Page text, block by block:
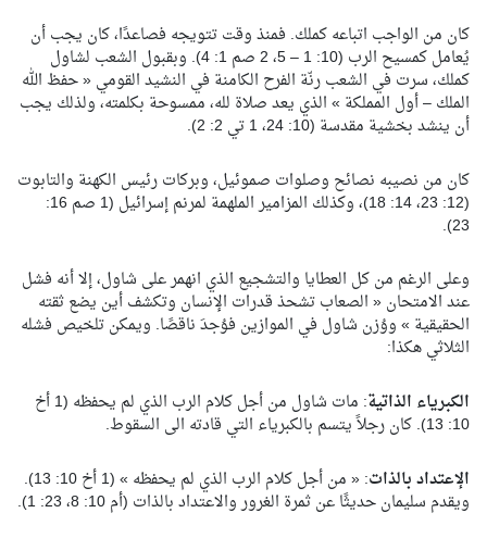
كان من الواجب اتباعه كملك. فمنذ وقت تتويجه فصاعدًا، كان يجب أن
يُعامل كمسيح الرب (10: 1 – 5، 2 صم 1: 4). وبقبول الشعب لشاول
كملك، سرت في الشعب رنّة الفرح الكامنة في النشيد القومي « حفظ الله
الملك – أول المملكة » الذي يعد صلاة لله، ممسوحة بكلمته، ولذلك يجب
أن ينشد بخشية مقدسة (10: 24، 1 تي 2: 2).
كان من نصيبه نصائح وصلوات صموئيل، وبركات رئيس الكهنة والتابوت
(12: 23، 14: 18)، وكذلك المزامير الملهمة لمرنم إسرائيل (1 صم 16:
23).
وعلى الرغم من كل العطايا والتشجيع الذي انهمر على شاول، إلا أنه فشل
عند الامتحان « الصعاب تشحذ قدرات الإنسان وتكشف أين يضع ثقته
الحقيقية » ووُزن شاول في الموازين فوُجدَ ناقصًا. ويمكن تلخيص فشله
الثلاثي هكذا:
الكبرياء الذاتية
: مات شاول من أجل كلام الرب الذي لم يحفظه (1 أخ
10: 13). كان رجلاً يتسم بالكبرياء التي قادته الى السقوط.
الإعتداد بالذات
: « من أجل كلام الرب الذي لم يحفظه » (1 أخ 10: 13).
ويقدم سليمان حديثًا عن ثمرة الغرور والاعتداد بالذات (أم 10: 8، 23: 1).